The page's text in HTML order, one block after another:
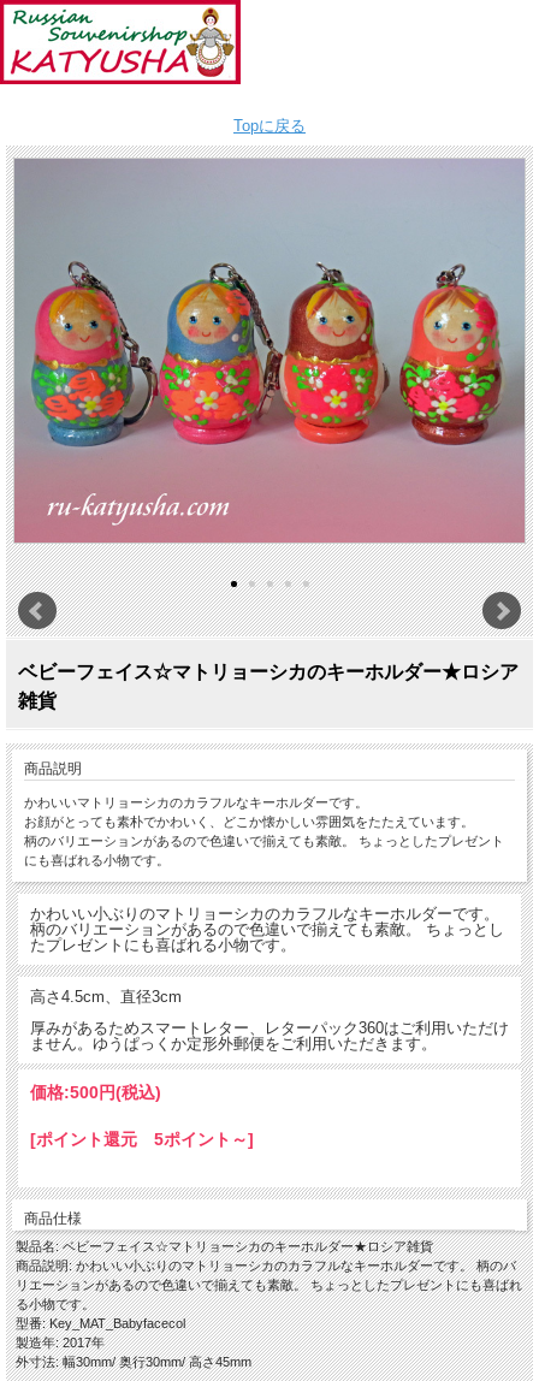
Topに戻る
ベビーフェイス☆マトリョーシカのキーホルダー★ロシア
雑貨
商品説明
かわいいマトリョーシカのカラフルなキーホルダーです。
お顔がとっても素朴でかわいく、どこか懐かしい雰囲気をたたえています。
柄のバリエーションがあるので色違いで揃えても素敵。 ちょっとしたプレゼント
にも喜ばれる小物です。
かわいい小ぶりのマトリョーシカのカラフルなキーホルダーです。
柄のバリエーションがあるので色違いで揃えても素敵。 ちょっとし
たプレゼントにも喜ばれる小物です。
高さ4.5cm、直径3cm
厚みがあるためスマートレター、レターパック360はご利用いただけ
ません。ゆうぱっくか定形外郵便をご利用いただきます。
価格:500円(税込)
[ポイント還元 5ポイント～]
商品仕様
製品名: ベビーフェイス☆マトリョーシカのキーホルダー★ロシア雑貨
商品説明: かわいい小ぶりのマトリョーシカのカラフルなキーホルダーです。 柄のバ
リエーションがあるので色違いで揃えても素敵。 ちょっとしたプレゼントにも喜ばれ
る小物です。
型番: Key_MAT_Babyfacecol
製造年: 2017年
外寸法: 幅30mm/ 奥行30mm/ 高さ45mm